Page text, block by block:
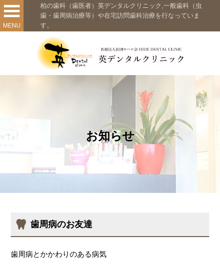
MENU
柏の歯科（歯医者）英デンタルクリニック,一般歯科（虫
歯・歯周病治療等）や在宅訪問歯科治療を行なっていま
す。
お知らせ
歯周病のお友達
歯周病とかかわりのある病気